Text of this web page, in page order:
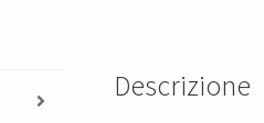
Descrizione